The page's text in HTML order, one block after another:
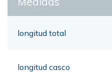
longitud total
longitud casco